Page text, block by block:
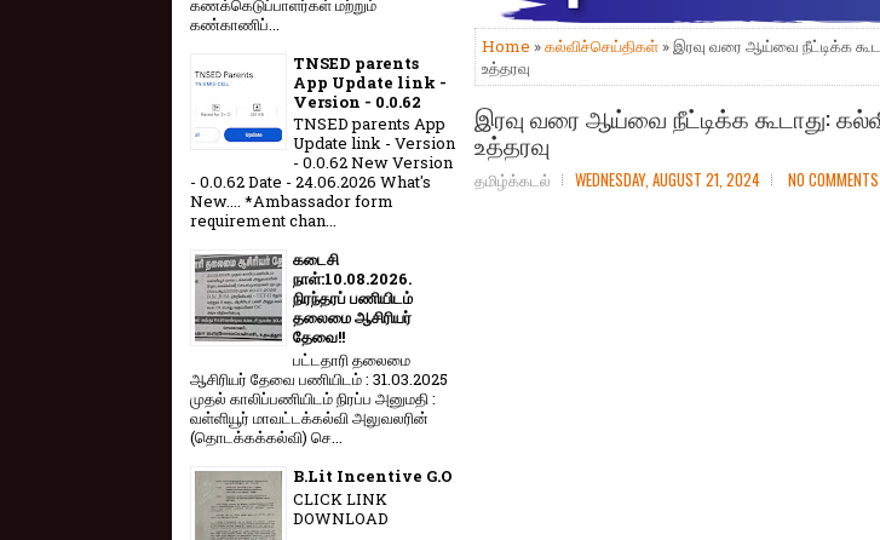
Home »கல்விச்செய்திகள் » இரவு வரை ஆய்வை நீட்டிக்க
உத்தரவு
இரவு வரை ஆய்வை நீட்டிக்க கூடாது:
உத்தரவு
தமிழ்க்கடல் WEDNESDAY, AUGUST 21, 2024 NO COMMENTS
கணக்கெடுப்பாளர்கள் மற்றும்
கண்காணிப்...
TNSED parents
App Update link -
Version - 0.0.62
TNSED parents App
Update link - Version
- 0.0.62 New Version
- 0.0.62 Date - 24.06.2026 What's
New.... *Ambassador form
requirement chan...
கடைசி
நாள்:10.08.2026.
நிரந்தரப் பணியிடம்
தலைமை ஆசிரியர்
தேவை!!
பட்டதாரி தலைமை
ஆசிரியர் தேவை பணியிடம் : 31.03.2025
முதல் காலிப்பணியிடம் நிரப்ப அனுமதி :
வள்ளியூர் மாவட்டக்கல்வி அலுவலரின்
(தொடக்கக்கல்வி) செ...
B.Lit Incentive G.O
CLICK LINK
DOWNLOAD